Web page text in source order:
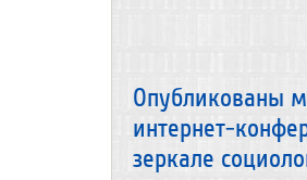
Опубликованы
интернет-
зеркале